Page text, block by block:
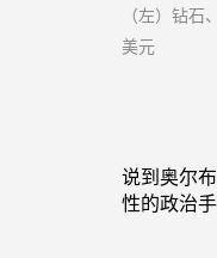
（左）钻
美元
说到奥尔
性的政治